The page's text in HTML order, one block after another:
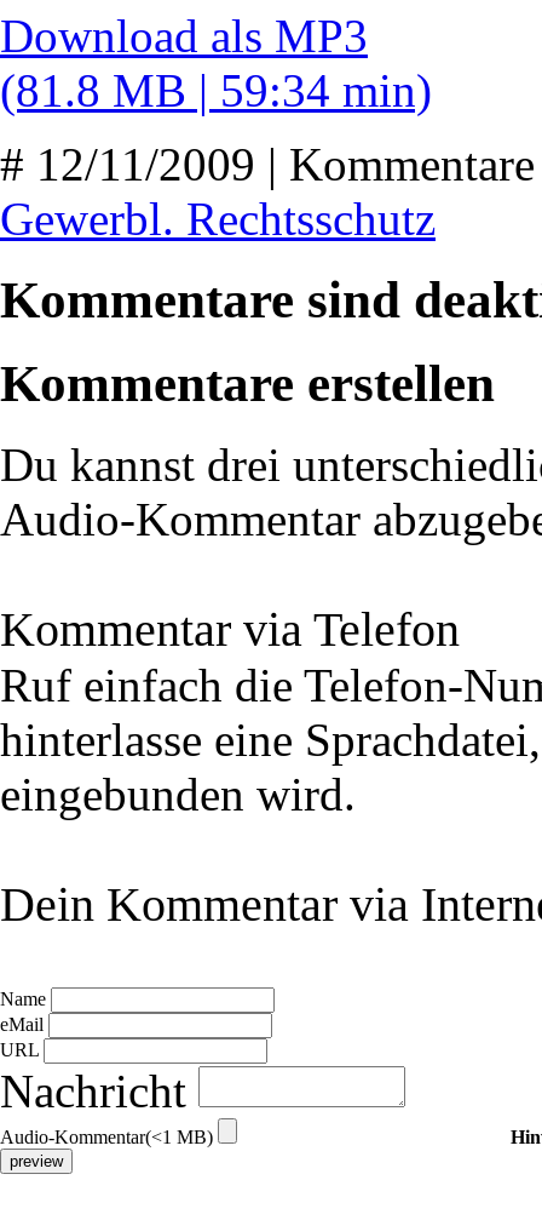
Download als MP3
(81.8 MB | 59:34 min)
# 12/11/2009 |
Gewerbl. Rechtsschutz
Kommentare sind
Kommentare erstellen
Du kannst drei
Audio-Kommentar
Kommentar via Telefon
Ruf einfach die Telefon-
hinterlasse eine
eingebunden wird.
Dein Kommentar via
Name
eMail
URL
Nachricht
Audio-Kommentar(<1 MB)